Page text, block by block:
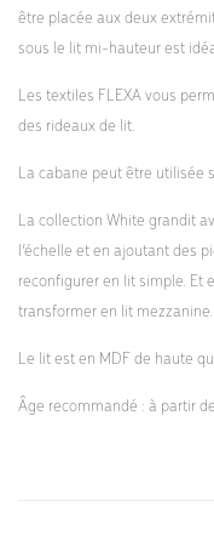
être placée aux deux
sous le lit mi-hauteur est
Les textiles FLEXA vous
des rideaux de lit.
La cabane peut être utilisée
La collection White grandit
l’échelle et en ajoutant des
reconfigurer en lit simple. Et
transformer en lit mezzanine.
Le lit est en MDF de haute
Âge recommandé : à partir